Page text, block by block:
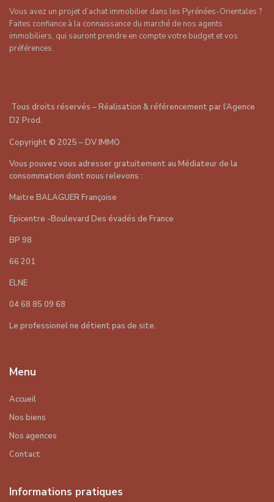
Vous avez un projet d’achat immobilier dans les Pyrénées-Orientales ?
Faites confiance à la connaissance du marché de nos agents
immobiliers, qui sauront prendre en compte votre budget et vos
préférences.
Tous droits réservés – Réalisation & référencement parl’Agence
D2 Prod.
Copyright © 2025 – DV IMMO
Vous pouvez vous adresser gratuitement au Médiateur de la
consommation dont nous relevons :
Maitre BALAGUER Françoise
Epicentre -Boulevard Des évadés de France
BP 98
66 201
ELNE
04 68 85 09 68
Le professionel ne détient pas de site.
Menu
Accueil
Nos biens
Nos agences
Contact
Informations pratiques